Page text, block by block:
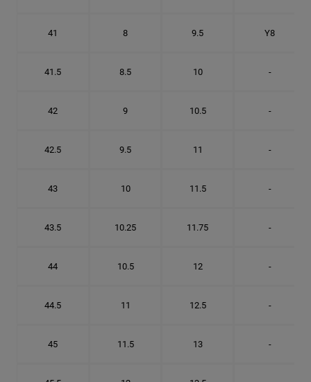
41 8 9.5 Y8
41.5 8.5 10 -
42 9 10.5 -
42.5 9.5 11 -
43 10 11.5 -
43.5 10.25 11.75 -
44 10.5 12 -
44.5 11 12.5 -
45 11.5 13 -